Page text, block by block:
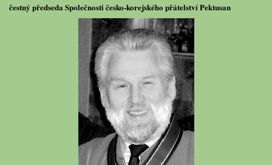
čestný předseda Společnosti česko-korejského přátelství Pektusan